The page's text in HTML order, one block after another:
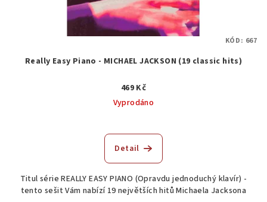
Really Easy Piano - MICHAEL JACKSON (19 classic hits)
469 Kč
Vyprodáno
hodnocení
produktu
z
5
Detail
Titul série REALLY EASY PIANO (Opravdu jednoduchý klavír) -
tento sešit Vám nabízí 19 největších hitů Michaela Jacksona
KÓD: 667